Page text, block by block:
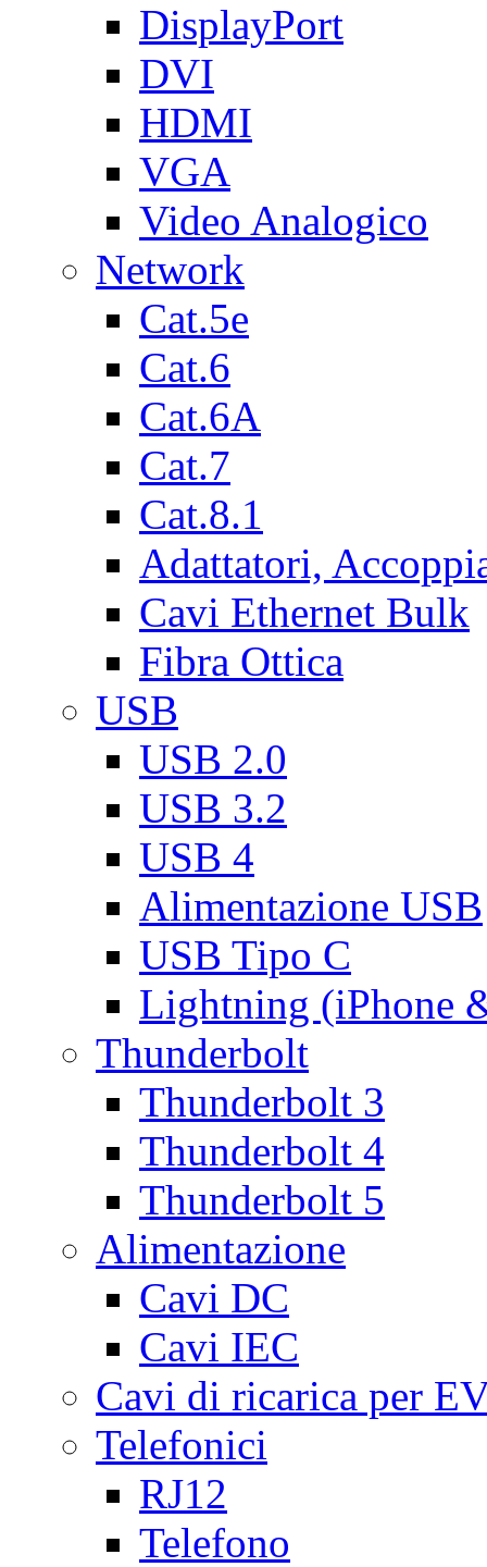
DisplayPort
DVI
HDMI
VGA
Video Analogico
Network
Cat.5e
Cat.6
Cat.6A
Cat.7
Cat.8.1
Adattatori,
Cavi Ethernet Bulk
Fibra Ottica
USB
USB 2.0
USB 3.2
USB 4
Alimentazione USB
USB Tipo C
Lightning (iPhone
Thunderbolt
Thunderbolt 3
Thunderbolt 4
Thunderbolt 5
Alimentazione
Cavi DC
Cavi IEC
Cavi di ricarica per
Telefonici
RJ12
Telefono